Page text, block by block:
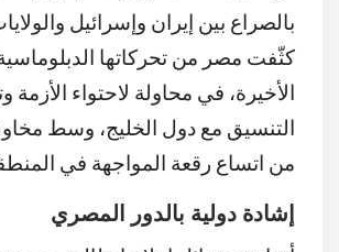
بالصراع بين إيران وإسرائيل
كثّفت مصر من تحركاتها الدبلوماسية
الأخيرة، في محاولة لاحتواء الأزمة
التنسيق مع دول الخليج، وسط
من اتساع رقعة المواجهة في
إشادة دولية بالدور المصري